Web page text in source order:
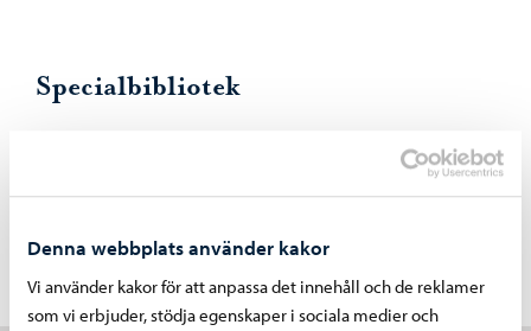
Denna webbplats använder kakor
Vi använder kakor för att anpassa det innehåll och de reklamer
som vi erbjuder, stödja egenskaper i sociala medier och
Specialbibliotek
pappersböcker? Behöver du eller någon av dina
bibliotekens utbud? Specialbibliotekens tjänster är